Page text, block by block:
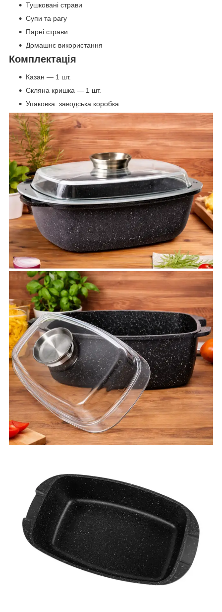
Тушковані страви
Супи та рагу
Парні страви
Домашнє використання
Комплектація
Казан — 1 шт.
Скляна кришка — 1 шт.
Упаковка: заводська коробка